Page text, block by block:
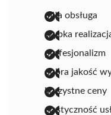
miła obsługa
szybka
profesjonalizm
dobra jakość
korzystne ceny
elastyczność